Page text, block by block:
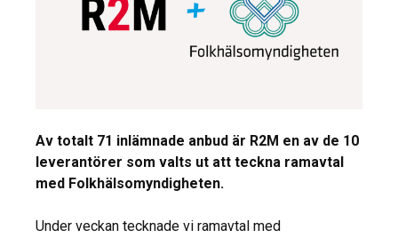
Av totalt 71 inlämnade anbud är R2M en av de 10
leverantörer som valts ut att teckna ramavtal
med Folkhälsomyndigheten.
Under veckan tecknade vi ramavtal med